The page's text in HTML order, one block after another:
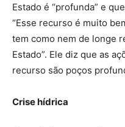
Estado é “profunda” e
“Esse recurso é muito
tem como nem de longe
Estado”. Ele diz que as
recurso são poços
Crise hídrica